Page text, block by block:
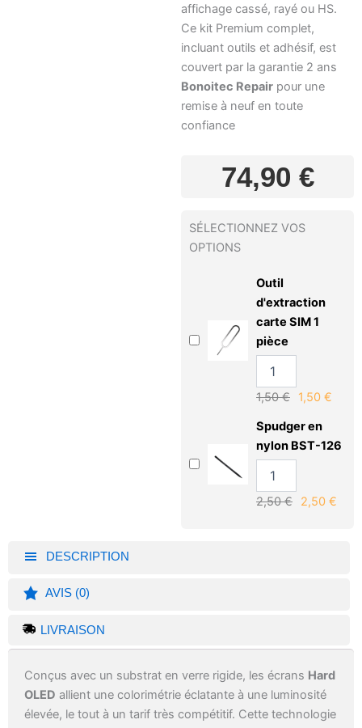
affichage cassé, rayé ou HS.
Ce kit Premium complet,
incluant outils et adhésif, est
couvert par la garantie 2 ans
Bonoitec Repair pour une
remise à neuf en toute
confiance
74,90 €
SÉLECTIONNEZ VOS
OPTIONS
Outil
d'extraction
carte SIM 1
pièce
1,50€ 1,50 €
Spudger en
nylon BST-126
2,50€ 2,50 €
DESCRIPTION
AVIS (0)
LIVRAISON
Conçus avec un substrat en verre rigide, les écrans Hard
OLED allient une colorimétrie éclatante à une luminosité
élevée, le tout à un tarif très compétitif. Cette technologie